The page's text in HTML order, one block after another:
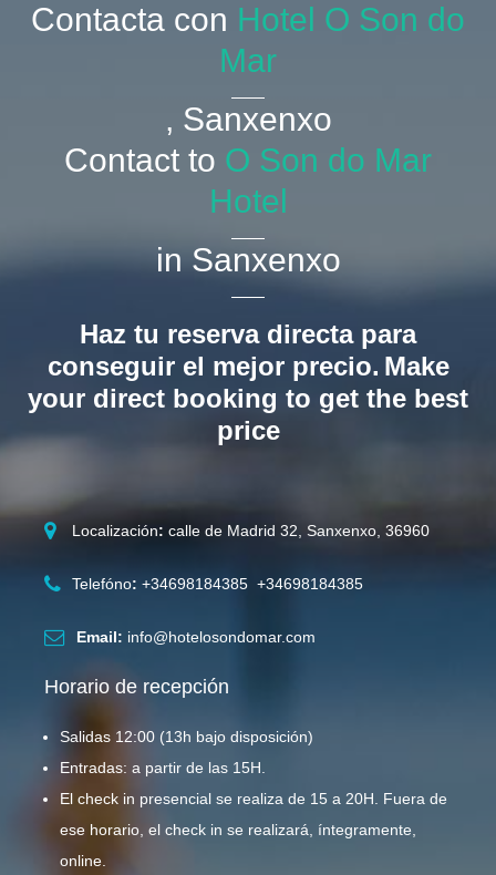
Contacta con Hotel O Son do
Mar
, Sanxenxo
Contact to O Son do Mar
Hotel
in Sanxenxo
Haz tu reserva directa para
conseguir el mejor precio. Make
your direct booking to get the best
price
Localización: calle de Madrid 32, Sanxenxo, 36960
Telefóno: +34698184385 +34698184385
Email: info@hotelosondomar.com
Horario de recepción
Salidas 12:00 (13h bajo disposición)
Entradas: a partir de las 15H.
El check in presencial se realiza de 15 a 20H. Fuera de
ese horario, el check in se realizará, íntegramente,
online.